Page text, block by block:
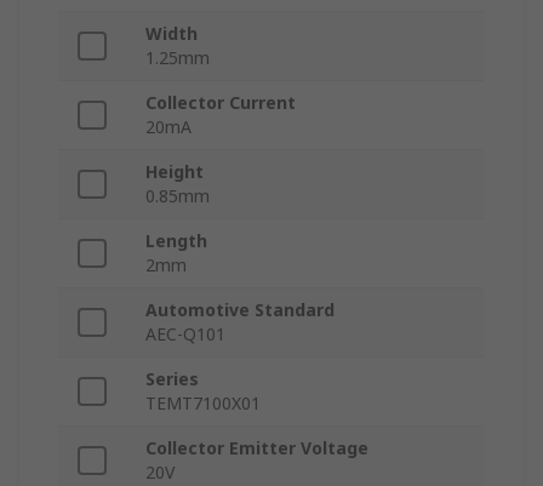
Width
1.25mm
Collector Current
20mA
Height
0.85mm
Length
2mm
Automotive Standard
AEC-Q101
Series
TEMT7100X01
Collector Emitter Voltage
20V